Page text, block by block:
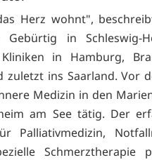
Herz wohnt",
Gebürtig in Schleswig-
in Hamburg,
ins Saarland. Vor
Medizin in den
am See tätig. Der
Palliativmedizin,
Schmerztherapie